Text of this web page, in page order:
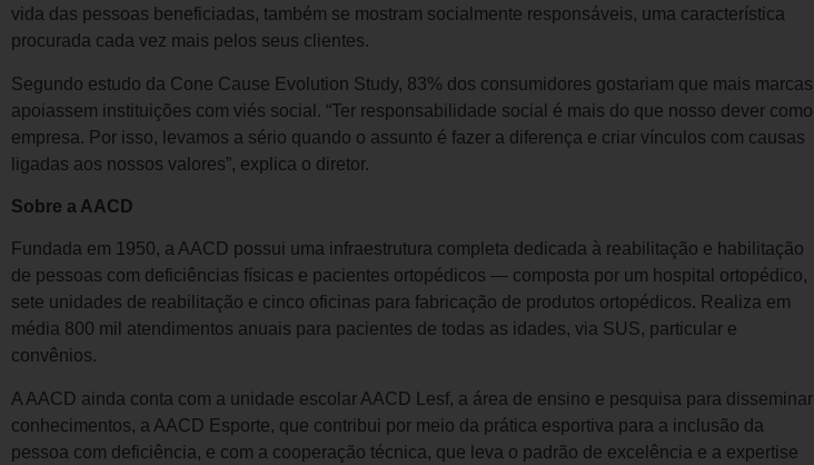
vida das pessoas beneficiadas, também se mostram socialmente responsáveis, uma característica
procurada cada vez mais pelos seus clientes.
Segundo estudo da Cone Cause Evolution Study, 83% dos consumidores gostariam que mais marcas
apoiassem instituições com viés social. “Ter responsabilidade social é mais do que nosso dever como
empresa. Por isso, levamos a sério quando o assunto é fazer a diferença e criar vínculos com causas
ligadas aos nossos valores”, explica o diretor.
Sobre a AACD
Fundada em 1950, a AACD possui uma infraestrutura completa dedicada à reabilitação e habilitação
de pessoas com deficiências físicas e pacientes ortopédicos — composta por um hospital ortopédico,
sete unidades de reabilitação e cinco oficinas para fabricação de produtos ortopédicos. Realiza em
média 800 mil atendimentos anuais para pacientes de todas as idades, via SUS, particular e
convênios.
A AACD ainda conta com a unidade escolar AACD Lesf, a área de ensino e pesquisa para disseminar
conhecimentos, a AACD Esporte, que contribui por meio da prática esportiva para a inclusão da
pessoa com deficiência, e com a cooperação técnica, que leva o padrão de excelência e a expertise